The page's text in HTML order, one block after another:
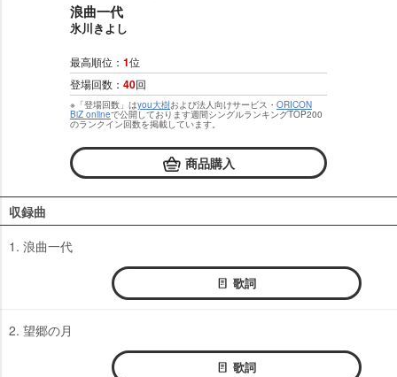
浪曲一代
氷川きよし
最高順位： 1位
登場回数： 40回
※「登場回数」はyou大樹および法人向けサービス・ ORICON
BiZ onlineで公開しております週間シングルランキングTOP200
のランクイン回数を掲載しています。
商品購入
収録曲
1. 浪曲一代
歌詞
2. 望郷の月
歌詞